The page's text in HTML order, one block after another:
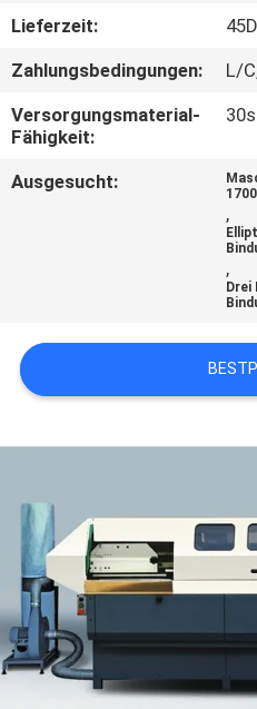
SIE
MIT
SIE EIN
ZITAT
SITEMAP
PRIVACY
POLICY
Lieferzeit:
Zahlungsbedingungen:
L/
Versorgungsmaterial-
Fähigkeit:
Ausgesucht:
,
,